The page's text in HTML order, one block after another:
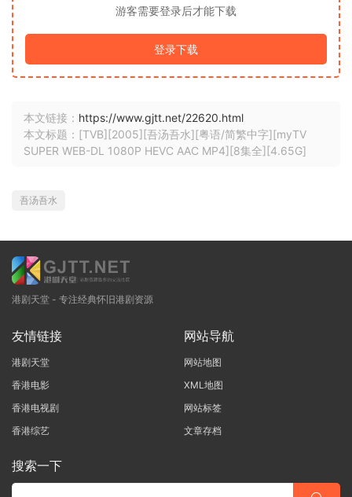
游客需要登录后才能下载
登录下载
本文链接： https://www.gjtt.net/22620.html
本文标题：[TVB][2005][吾汤吾水][粤语/简繁中字][myTV
SUPER WEB-DL 1080P HEVC AAC MP4][8集全][4.65G]
吾汤吾水
港剧天堂 - 专注经典怀旧港剧资源
友情链接
港剧天堂
香港电影
香港电视剧
香港综艺
网站导航
网站地图
XML地图
网站标签
文章存档
搜索一下